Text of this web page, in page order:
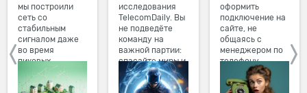
мы построили
сеть со
стабильным
сигналом даже
во время
пиковых
нагрузок в
вечернее время.
исследования
TelecomDaily. Вы
не подведёте
команду на
важной партии:
спасайте миры и
побеждайте с
друзьями в
оформить
подключение на
сайте, не
общаясь с
менеджером по
телефону.
Просто в три
клика заполните